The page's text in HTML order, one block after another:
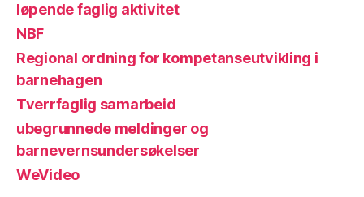
løpende faglig aktivitet
NBF
Regional ordning for kompetanseutvikling i
barnehagen
Tverrfaglig samarbeid
ubegrunnede meldinger og
barnevernsundersøkelser
WeVideo